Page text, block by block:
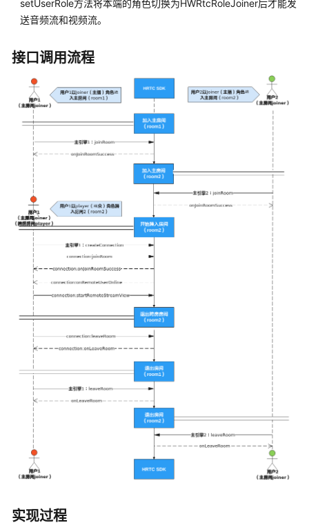
南
佳
实
践
录
放
音
频
通
现
音
现
setUserRole方法将本端的角色切换为HWRtcRoleJoiner后才能发
送音频流和视频流。
接口调用流程
实现过程